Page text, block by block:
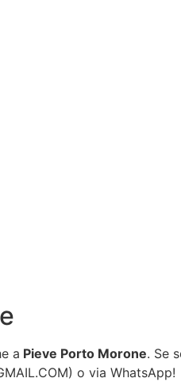
a Pieve Porto Morone. Se
) o via WhatsApp!